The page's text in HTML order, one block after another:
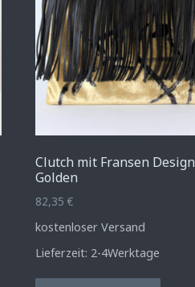
Clutch mit Fransen Design
Golden
82,35 €
kostenloser Versand
Lieferzeit: 2-4Werktage